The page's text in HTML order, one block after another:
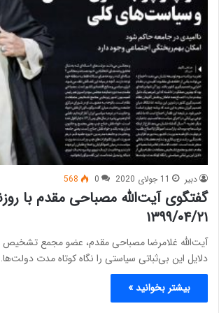
دبیر 11 جولای 2020 0
568
گفتگوی آیت‌الله مصباحی مقدم با
۱۳۹۹/۰۴/۲۱
آیت‌الله غلامرضا مصباحی مقدم، عضو مجمع
دلایل این بی‌ثباتی سیاستی را نگاه کوتاه مدت
بیشتر بخوانید »